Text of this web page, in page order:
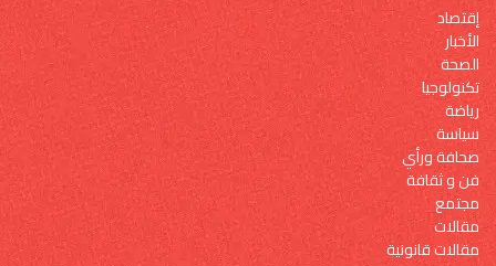
إقتصاد
الأخبار
الصحة
تكنولوجيا
رياضة
سياسة
صحافة ورأي
فن و ثقافة
مجتمع
مقالات
مقالات قانونية